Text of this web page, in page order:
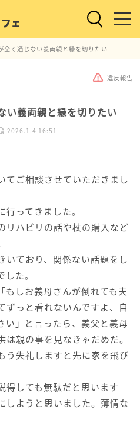
全く通じない義両親と縁を切りたい
違反報告
い義両親と縁を切りたい
2026.1.4 16:51
てご相談させていただきまし
ってきました。
リハビリの話や杖の購入など
いており、関係ない話題をし
た。
もしお義母さんが倒れても夫
ずっと看れないんですよ、自
い」と言ったら、義父と義母
親の事を見なきゃだめだ。
う失礼しますと先に家を飛び
得しても無駄だと思います
しようと思いました。薄情な